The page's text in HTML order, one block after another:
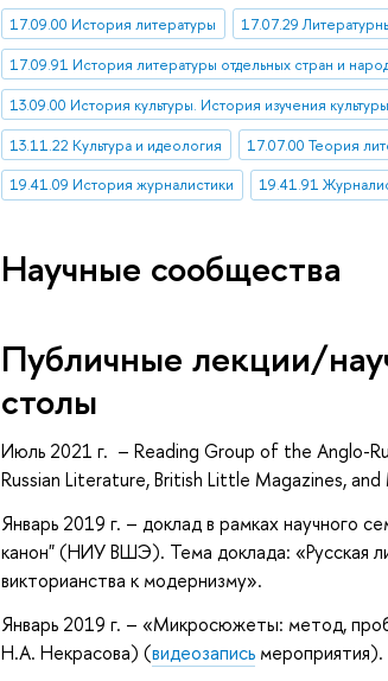
17.09.00 История литературы 17.07.29
17.09.91 История литературы отдельных стран и
13.09.00 История культуры. История изучения культуры
13.11.22 Культура и идеология
17.07.00 Теория
19.41.09 История журналистики
19.41.91
Научные сообщества
Публичные лекции/
столы
Июль 2021 г. – Reading Group of the Anglo-
Russian Literature, British Little Magazines,
Январь 2019 г. – доклад в рамках научного
канон" (НИУ ВШЭ). Тема доклада: «Русская
викторианства к модернизму».
Январь 2019 г. – «Микросюжеты: метод,
Н.А. Некрасова) (видеозапись мероприятия).